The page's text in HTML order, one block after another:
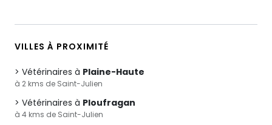
VILLES À PROXIMITÉ
Vétérinaires à Plaine-Haute
à 2 kms de Saint-Julien
Vétérinaires à Ploufragan
à 4 kms de Saint-Julien